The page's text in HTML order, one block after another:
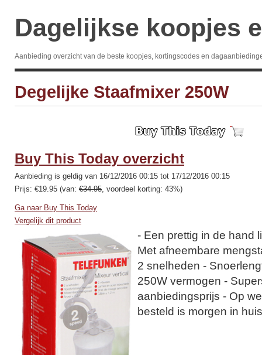
Dagelijkse koopjes
Aanbieding overzicht van de beste koopjes, kortingscodes en
Degelijke Staafmixer 250W
Buy This Today overzicht
Aanbieding is geldig van 16/12/2016 00:15 tot 17/12/2016 00:15
Prijs: €19.95 (van: €34.95, voordeel korting: 43%)
Ga naar Buy This Today
Vergelijk dit product
- Een prettig in de hand
Met afneembare
2 snelheden -
250W vermogen -
aanbiedingsprijs - Op
besteld is morgen in